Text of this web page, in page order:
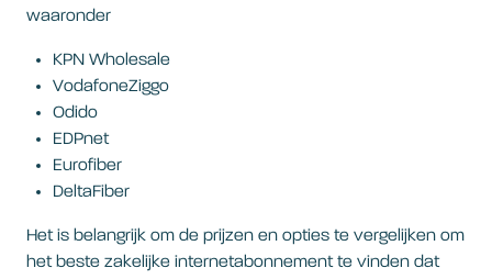
waaronder
KPN Wholesale
VodafoneZiggo
Odido
EDPnet
Eurofiber
DeltaFiber
Het is belangrijk om de prijzen en opties te vergelijken om
het beste zakelijke internetabonnement te vinden dat